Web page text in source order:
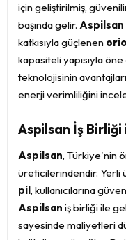
için geliştirilmiş,
başında gelir. Aspilsan
katkısıyla güçlenen
kapasiteli yapısıyla öne
teknolojisinin
enerji verimliliğini
Aspilsan İş
Aspilsan, Türkiye'nin
üreticilerindendir. Yerli
pil, kullanıcılarına
Aspilsan iş birliği ile
sayesinde maliyetleri